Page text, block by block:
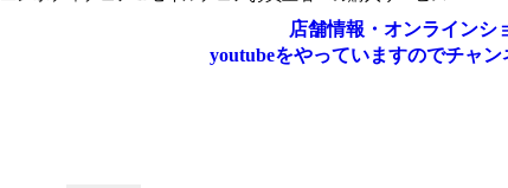
店舗情報・オンラインシ
youtubeをやっていますのでチャ